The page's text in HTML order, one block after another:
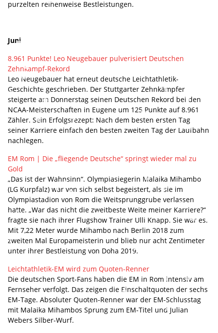
purzelten reihenweise Bestleistungen.
Juni
8.961 Punkte! Leo Neugebauer pulverisiert Deutschen
Zehnkampf-Rekord
Leo Neugebauer hat erneut deutsche Leichtathletik-
Geschichte geschrieben. Der Stuttgarter Zehnkämpfer
steigerte am Donnerstag seinen Deutschen Rekord bei den
NCAA-Meisterschaften in Eugene um 125 Punkte auf 8.961
Zähler. Sein Erfolgsrezept: Nach dem besten ersten Tag
seiner Karriere einfach den besten zweiten Tag der Laufbahn
nachlegen.
EM Rom | Die „fliegende Deutsche“ springt wieder mal zu
Gold
„Das ist der Wahnsinn“. Olympiasiegerin Malaika Mihambo
(LG Kurpfalz) war von sich selbst begeistert, als sie im
Olympiastadion von Rom die Weitsprunggrube verlassen
hatte. „War das nicht die zweitbeste Weite meiner Karriere?“
fragte sie nach ihrer Flugshow Trainer Ulli Knapp. Sie war es.
Mit 7,22 Meter wurde Mihambo nach Berlin 2018 zum
zweiten Mal Europameisterin und blieb nur acht Zentimeter
unter ihrer Bestleistung von Doha 2019.
Leichtathletik-EM wird zum Quoten-Renner
Die deutschen Sport-Fans haben die EM in Rom intensiv am
Fernseher verfolgt. Das zeigen die Einschaltquoten der sechs
EM-Tage. Absoluter Quoten-Renner war der EM-Schlusstag
mit Malaika Mihambos Sprung zum EM-Titel und Julian
Webers Silber-Wurf.